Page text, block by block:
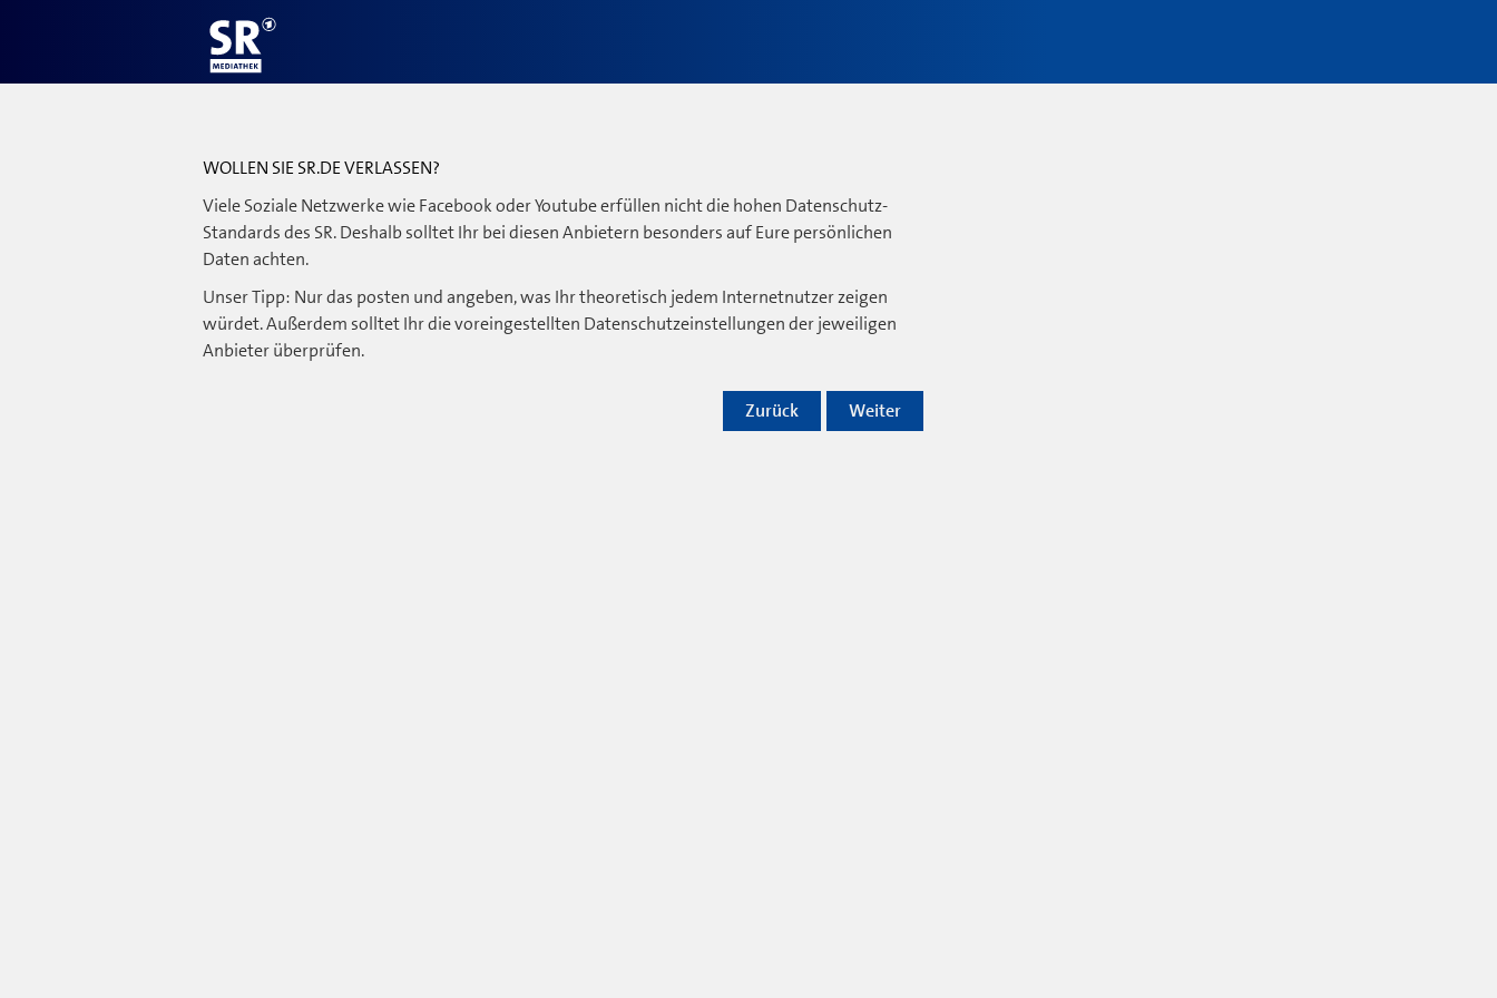
WOLLEN SIE SR.DE VERLASSEN?
Viele Soziale Netzwerke wie Facebook oder Youtube erfüllen nicht die hohen Datenschutz-
Standards des SR. Deshalb solltet Ihr bei diesen Anbietern besonders auf Eure persönlichen
Daten achten.
Unser Tipp: Nur das posten und angeben, was Ihr theoretisch jedem Internetnutzer zeigen
würdet. Außerdem solltet Ihr die voreingestellten Datenschutzeinstellungen der jeweiligen
Anbieter überprüfen.
Weiter
Zurück